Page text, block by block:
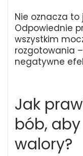
Nie oznacza to
Odpowiednie
wszystkim
rozgotowania
negatywne
Jak
bób,
walory?